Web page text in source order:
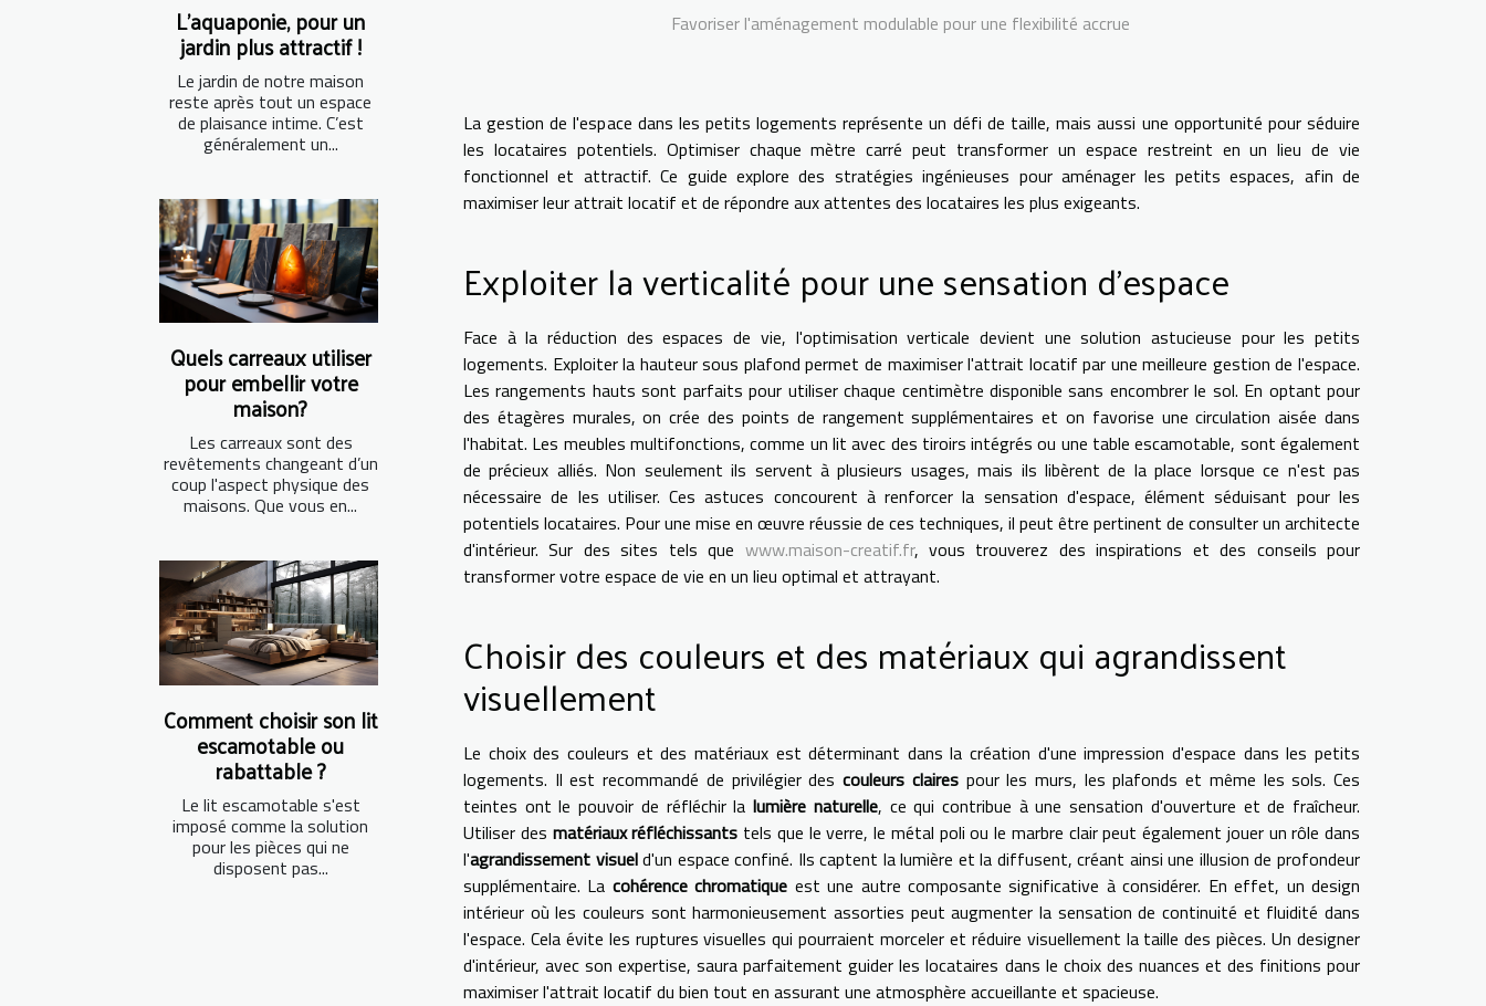
L’aquaponie, pour un
jardin plus attractif !
Le jardin de notre maison
reste après tout un espace
de plaisance intime. C’est
généralement un...
Quels carreaux utiliser
pour embellir votre
maison?
Les carreaux sont des
revêtements changeant d’un
coup l'aspect physique des
maisons. Que vous en...
Comment choisir son lit
escamotable ou
rabattable ?
Le lit escamotable s'est
imposé comme la solution
pour les pièces qui ne
disposent pas...
Favoriser l'aménagement modulable pour une flexibilité accrue
La gestion de l'espace dans les petits logements représente un défi de taille, mais aussi une opportunité pour séduire
les locataires potentiels. Optimiser chaque mètre carré peut transformer un espace restreint en un lieu de vie
fonctionnel et attractif. Ce guide explore des stratégies ingénieuses pour aménager les petits espaces, afin de
maximiser leur attrait locatif et de répondre aux attentes des locataires les plus exigeants.
Exploiter la verticalité pour une sensation d'espace
Face à la réduction des espaces de vie, l'optimisation verticale devient une solution astucieuse pour les petits
logements. Exploiter la hauteur sous plafond permet de maximiser l'attrait locatif par une meilleure gestion de l'espace.
Les rangements hauts sont parfaits pour utiliser chaque centimètre disponible sans encombrer le sol. En optant pour
des étagères murales, on crée des points de rangement supplémentaires et on favorise une circulation aisée dans
l'habitat. Les meubles multifonctions, comme un lit avec des tiroirs intégrés ou une table escamotable, sont également
de précieux alliés. Non seulement ils servent à plusieurs usages, mais ils libèrent de la place lorsque ce n'est pas
nécessaire de les utiliser. Ces astuces concourent à renforcer la sensation d'espace, élément séduisant pour les
potentiels locataires. Pour une mise en œuvre réussie de ces techniques, il peut être pertinent de consulter un architecte
d'intérieur. Sur des sites tels que www.maison-creatif.fr, vous trouverez des inspirations et des conseils pour
transformer votre espace de vie en un lieu optimal et attrayant.
Choisir des couleurs et des matériaux qui agrandissent
visuellement
Le choix des couleurs et des matériaux est déterminant dans la création d'une impression d'espace dans les petits
logements. Il est recommandé de privilégier descouleurs clairespour les murs, les plafonds et même les sols. Ces
teintes ont le pouvoir de réfléchir lalumière naturelle, ce qui contribue à une sensation d'ouverture et de fraîcheur.
Utiliser des matériaux réfléchissants tels que le verre, le métal poli ou le marbre clair peut également jouer un rôle dans
l'agrandissement visueld'un espace confiné. Ils captent la lumière et la diffusent, créant ainsi une illusion de profondeur
supplémentaire. La cohérence chromatique est une autre composante significative à considérer. En effet, un design
intérieur où les couleurs sont harmonieusement assorties peut augmenter la sensation de continuité et fluidité dans
l'espace. Cela évite les ruptures visuelles qui pourraient morceler et réduire visuellement la taille des pièces. Un designer
d'intérieur, avec son expertise, saura parfaitement guider les locataires dans le choix des nuances et des finitions pour
maximiser l'attrait locatif du bien tout en assurant une atmosphère accueillante et spacieuse.